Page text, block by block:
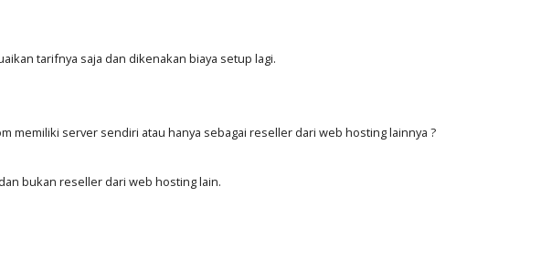
tarifnya saja dan dikenakan biaya setup lagi.
memiliki server sendiri atau hanya sebagai reseller dari web hosting lainnya ?
bukan reseller dari web hosting lain.